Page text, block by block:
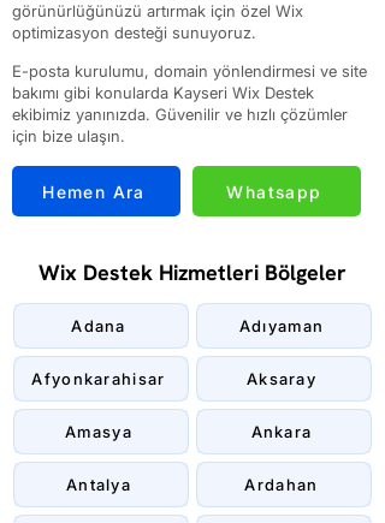
görünürlüğünüzü artırmak için özel Wix
optimizasyon desteği sunuyoruz.
E-posta kurulumu, domain yönlendirmesi ve site
bakımı gibi konularda Kayseri Wix Destek
ekibimiz yanınızda. Güvenilir ve hızlı çözümler
için bize ulaşın.
Hemen Ara Whatsapp
Wix Destek Hizmetleri Bölgeler
Adana
Afyonkarahisar
Amasya
Antalya
Adıyaman
Aksaray
Ankara
Ardahan